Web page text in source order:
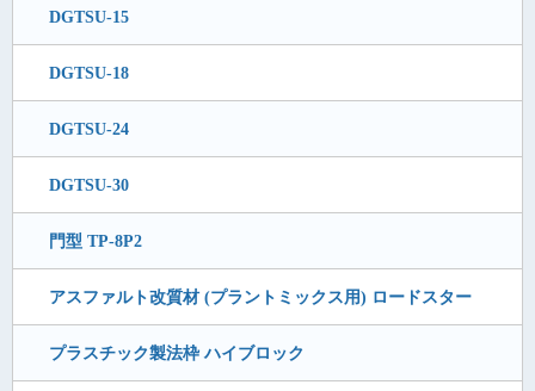
DGTSU-15
DGTSU-18
DGTSU-24
DGTSU-30
門型 TP-8P2
アスファルト改質材 (プラントミックス用) ロードスター
プラスチック製法枠 ハイブロック